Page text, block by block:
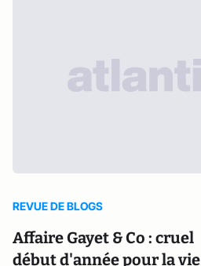
REVUE DE BLOGS
Affaire Gayet & Co : cruel
début d'année pour la vie